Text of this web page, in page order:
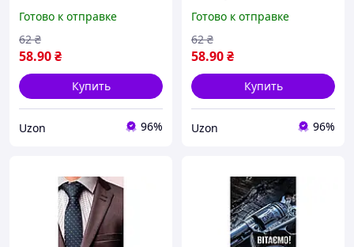
уп)
Готово к отправке
58.90₴
62 ₴
Купить
Uzon 96%
Готово к отправке
58.90₴
62 ₴
Купить
Uzon 96%